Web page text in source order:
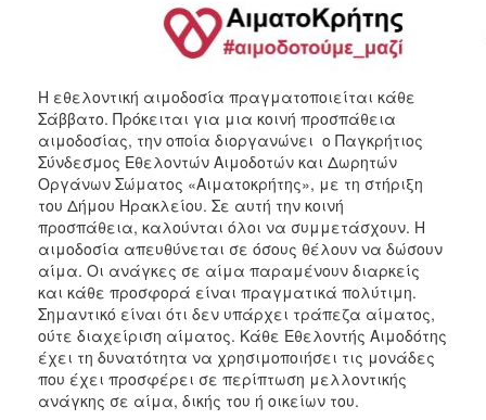
Η εθελοντική αιμοδοσία πραγματοποιείται κάθε
Σάββατο. Πρόκειται για μια κοινή προσπάθεια
αιμοδοσίας, την οποία διοργανώνει ο Παγκρήτιος
Σύνδεσμος Εθελοντών Αιμοδοτών και Δωρητών
Οργάνων Σώματος «Αιματοκρήτης», με τη στήριξη
του Δήμου Ηρακλείου. Σε αυτή την κοινή
προσπάθεια, καλούνται όλοι να συμμετάσχουν. Η
αιμοδοσία απευθύνεται σε όσους θέλουν να δώσουν
αίμα. Οι ανάγκες σε αίμα παραμένουν διαρκείς
και κάθε προσφορά είναι πραγματικά πολύτιμη.
Σημαντικό είναι ότι δεν υπάρχει τράπεζα αίματος,
ούτε διαχείριση αίματος. Κάθε Εθελοντής Αιμοδότης
έχει τη δυνατότητα να χρησιμοποιήσει τις μονάδες
που έχει προσφέρει σε περίπτωση μελλοντικής
ανάγκης σε αίμα, δικής του ή οικείων του.